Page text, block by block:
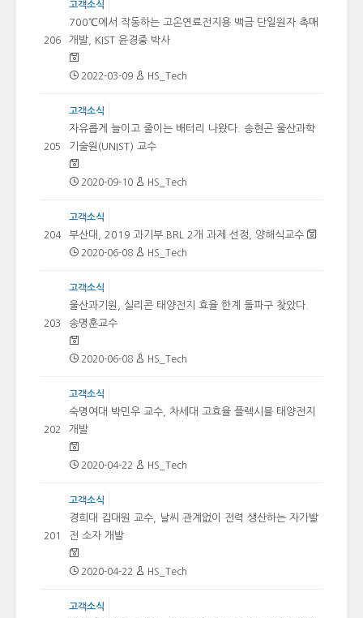
206
고객소식
700℃에서 작동하는 고온연료전지용 백금 단일원자 촉매
개발, KIST 윤경중 박사
2022-03-09 HS_Tech
205
고객소식
자유롭게 늘이고 줄이는 배터리 나왔다. 송현곤 울산과학
기술원(UNIST) 교수
2020-09-10 HS_Tech
204
고객소식
부산대, 2019 과기부 BRL 2개 과제 선정, 양해식교수
2020-06-08 HS_Tech
203
고객소식
울산과기원, 실리콘 태양전지 효율 한계 돌파구 찾았다.
송명훈교수
2020-06-08 HS_Tech
202
고객소식
숙명여대 박민우 교수, 차세대 고효율 플렉시블 태양전지
개발
2020-04-22 HS_Tech
201
고객소식
경희대 김대원 교수, 날씨 관계없이 전력 생산하는 자가발
전 소자 개발
2020-04-22 HS_Tech
고객소식